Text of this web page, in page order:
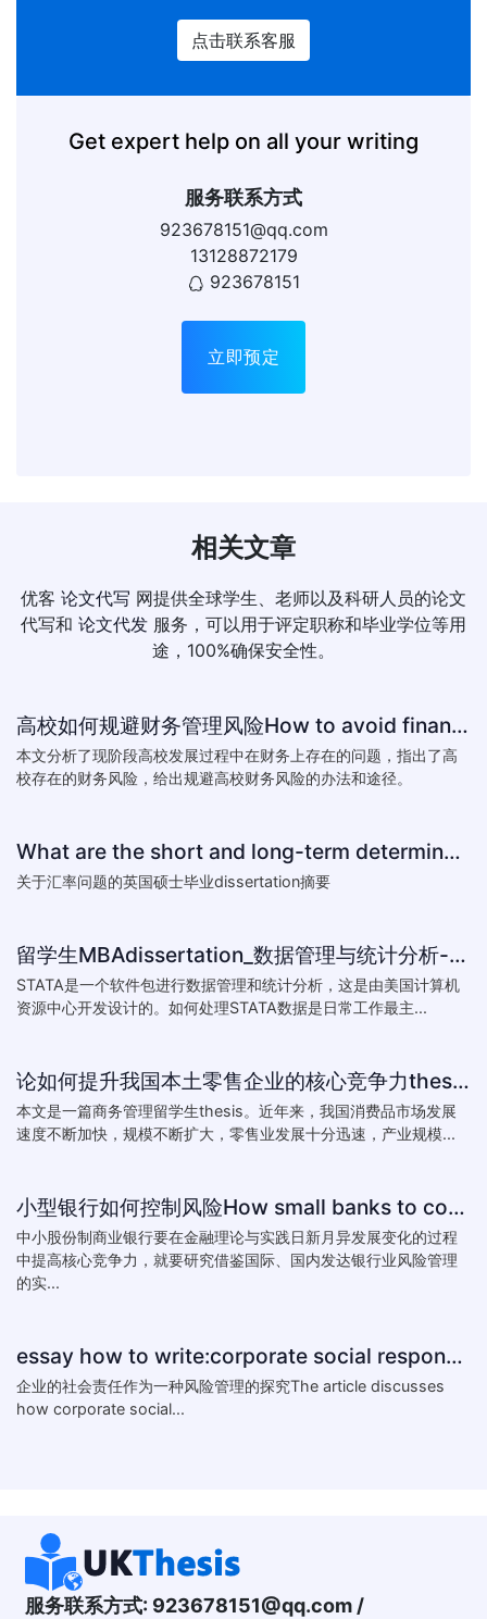
点击联系客服
Get expert help on all your writing
服务联系方式
923678151@qq.com
13128872179
923678151
立即预定
相关文章
优客 论文代写 网提供全球学生、老师以及科研人员的论文
代写和 论文代发 服务，可以用于评定职称和毕业学位等用
途，100%确保安全性。
高校如何规避财务管理风险How to avoid financial risk management colleges
本文分析了现阶段高校发展过程中在财务上存在的问题，指出了高
校存在的财务风险，给出规避高校财务风险的办法和途径。
What are the short and long-term determinants of exchange ra
关于汇率问题的英国硕士毕业dissertation摘要
留学生MBAdissertation_数据管理与统计分析-如何处理STATA数据_How to deal with data with ST
STATA是一个软件包进行数据管理和统计分析，这是由美国计算机
资源中心开发设计的。如何处理STATA数据是日常工作最主...
论如何提升我国本土零售企业的核心竞争力thesis:The theory of how to improve the core competitiveness of domestic retail e
本文是一篇商务管理留学生thesis。近年来，我国消费品市场发展
速度不断加快，规模不断扩大，零售业发展十分迅速，产业规模...
小型银行如何控制风险How small banks to control risk
中小股份制商业银行要在金融理论与实践日新月异发展变化的过程
中提高核心竞争力，就要研究借鉴国际、国内发达银行业风险管理
的实...
essay how to write:corporate social responsibility practice
企业的社会责任作为一种风险管理的探究The article discusses
how corporate social...
服务联系方式: 923678151@qq.com /